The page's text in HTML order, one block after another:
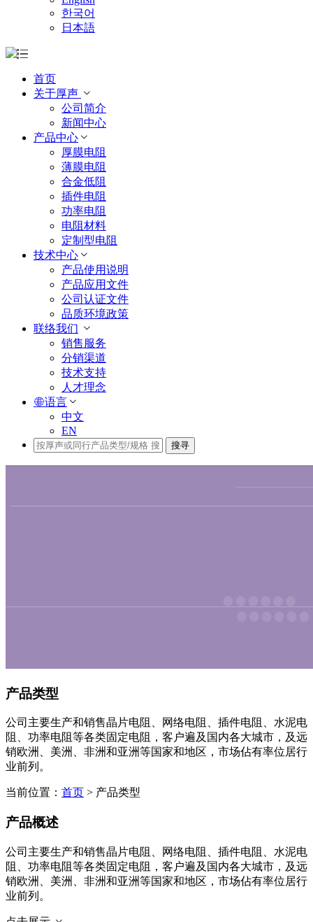
한국어
日本語
首页
关于厚声
公司简介
新闻中心
产品中心
厚膜电阻
薄膜电阻
合金低阻
插件电阻
功率电阻
电阻材料
定制型电阻
技术中心
产品使用说明
产品应用文件
公司认证文件
品质环境政策
联络我们
销售服务
分销渠道
技术支持
人才理念
语言
中文
EN
搜寻
产品类型
公司主要生产和销售晶片电阻、网络电阻、插件电阻、水泥电
阻、功率电阻等各类固定电阻，客户遍及国内各大城市，及远
销欧洲、美洲、非洲和亚洲等国家和地区，市场佔有率位居行
业前列。
当前位置： 首页 > 产品类型
产品概述
公司主要生产和销售晶片电阻、网络电阻、插件电阻、水泥电
阻、功率电阻等各类固定电阻，客户遍及国内各大城市，及远
销欧洲、美洲、非洲和亚洲等国家和地区，市场佔有率位居行
业前列。